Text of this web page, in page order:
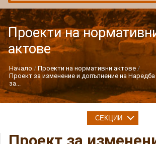
Проекти на
актове
Начало
Проекти на нормативни актове
Проект за изменение и допълнение на
за...
СЕКЦИИ